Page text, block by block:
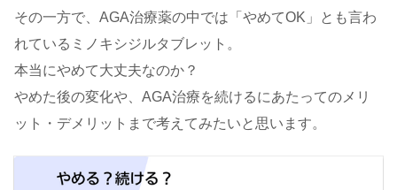
その一方で、AGA治療薬の中では「やめてOK」とも言わ
れているミノキシジルタブレット。
本当にやめて大丈夫なのか？
やめた後の変化や、AGA治療を続けるにあたってのメリ
ット・デメリットまで考えてみたいと思います。